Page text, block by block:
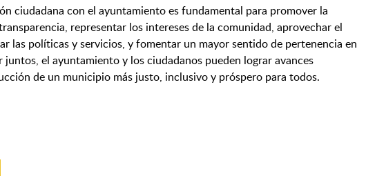
ciudadana con el ayuntamiento es fundamental para promover la
representar los intereses de la comunidad, aprovechar el
las políticas y servicios, y fomentar un mayor sentido de pertenencia en
juntos, el ayuntamiento y los ciudadanos pueden lograr avances
de un municipio más justo, inclusivo y próspero para todos.